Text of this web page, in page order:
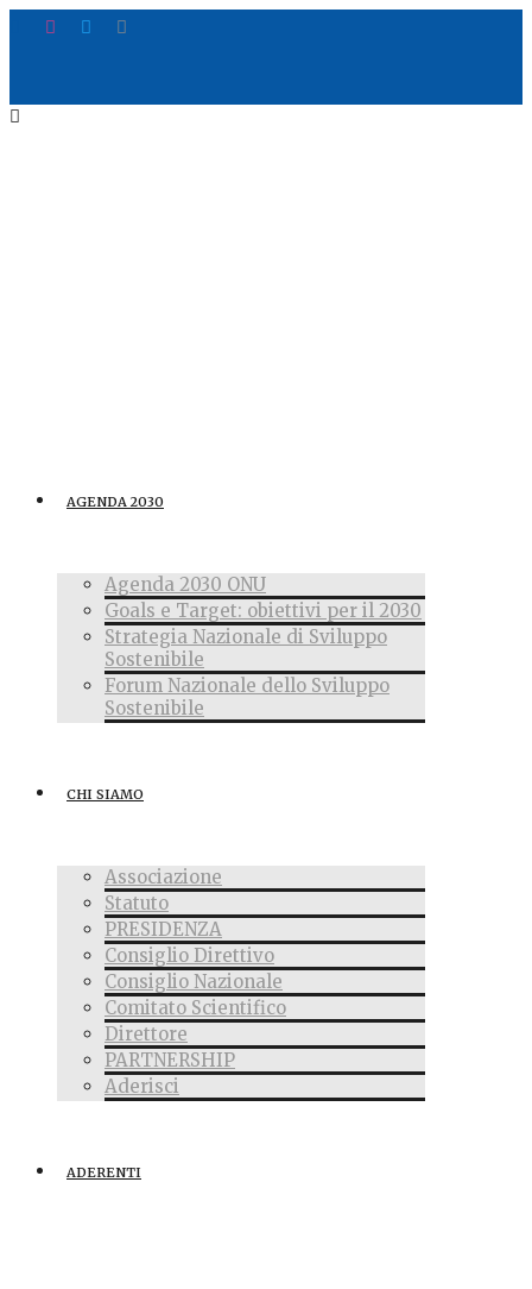
AGENDA 2030
Agenda 2030 ONU
Goals e Target: obiettivi per il 2030
Strategia Nazionale di Sviluppo
Sostenibile
Forum Nazionale dello Sviluppo
Sostenibile
CHI SIAMO
Associazione
Statuto
PRESIDENZA
Consiglio Direttivo
Consiglio Nazionale
Comitato Scientifico
Direttore
PARTNERSHIP
Aderisci
ADERENTI